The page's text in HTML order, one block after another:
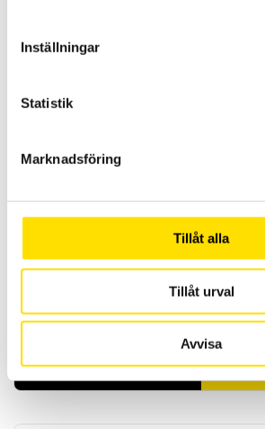
Inställningar
Statistik
Marknadsföring
Tillåt alla
Tillåt urval
Avvisa
till fast- och rullande